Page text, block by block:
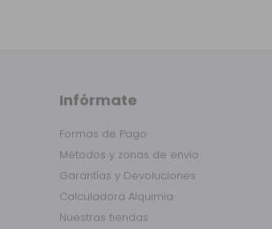
Infórmate
Formas de Pago
Métodos y zonas de envío
Garantías y Devoluciones
Calculadora Alquimia
Nuestras tiendas